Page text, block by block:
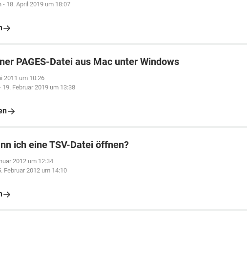
- 18. April 2019 um 18:07
PAGES-Datei aus Mac unter Windows
2011 um 10:26
19. Februar 2019 um 13:38
ich eine TSV-Datei öffnen?
2012 um 12:34
Februar 2012 um 14:10